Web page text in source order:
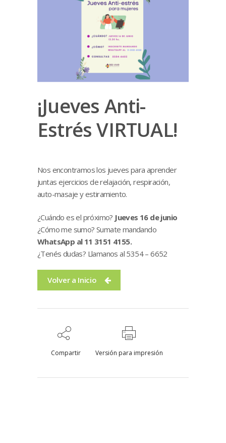
¡Jueves Anti-
Estrés VIRTUAL!
Nos encontramos los jueves para aprender
juntas ejercicios de relajación, respiración,
auto-masaje y estiramiento.
¿Cuándo es el próximo? Jueves 16 de junio
¿Cómo me sumo? Sumate mandando
WhatsApp al 11 3151 4155.
¿Tenés dudas? Llamanos al 5354 – 6652
Volver a Inicio
Compartir Versión para impresión